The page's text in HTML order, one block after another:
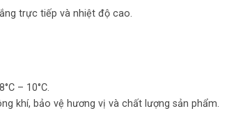
trực tiếp và nhiệt độ cao.
– 10°C.
khí, bảo vệ hương vị và chất lượng sản phẩm.